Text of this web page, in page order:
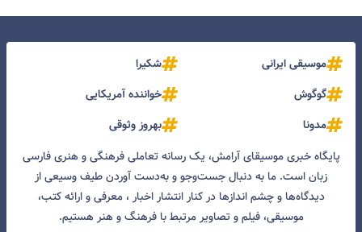
موسیقی ایرانی
شکیرا
گوگوش
خواننده آمریکایی
مدونا
بهروز وثوقی
پایگاه خبری موسیقای آرامش، یک رسانه تعاملی فرهنگی و هنری فارسی
زبان است. ما به دنبال جست‌و‌جو و به‌دست آوردن طیف وسیعی از
دیدگاه‌ها و چشم انداز‌ها در کنار انتشار اخبار ، معرفی و ارائه کتب،
موسیقی، فیلم و تصاویر مرتبط با فرهنگ و هنر هستیم.